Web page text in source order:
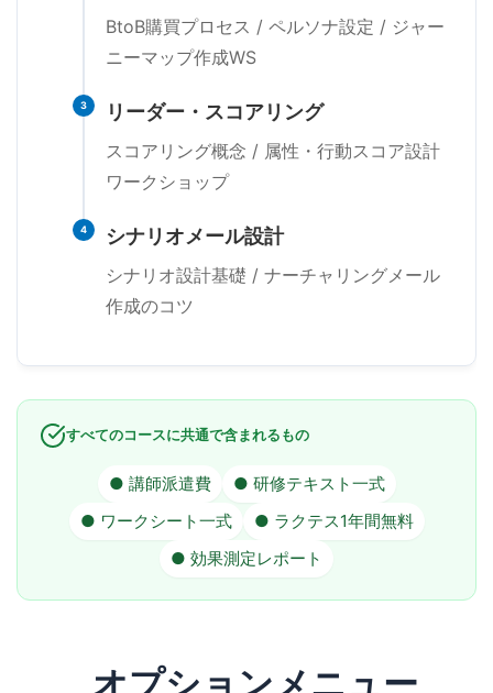
BtoB購買プロセス / ペルソナ設定 / ジャー
ニーマップ作成WS
3 リーダー・スコアリング
スコアリング概念 / 属性・行動スコア設計
ワークショップ
4 シナリオメール設計
シナリオ設計基礎 / ナーチャリングメール
作成のコツ
すべてのコースに共通で含まれるもの
● 講師派遣費
● 研修テキスト一式
● ワークシート一式
● ラクテス1年間無料
● 効果測定レポート
オプションメニュー